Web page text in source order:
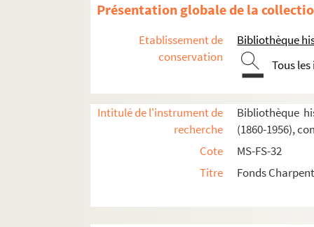
Présentation globale de la
Etablissement de
conservation
Bibliothèque
Tous
Intitulé de l'instrument de
recherche
Bibliothèque
(1860-1956),
Cote
MS-FS-32
Titre
Fonds
Composition et livret de Louise
Traductions étrangères deLouise
Productions deLouise
: généralités,
à l'Opéra-Comique (sauf
Représentations exceptionnelles
Louise en province et à l'étranger
Louiseen province et aux